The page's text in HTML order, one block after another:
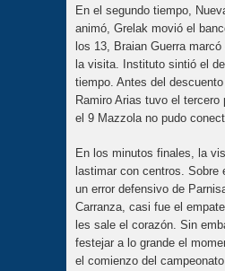
En el segundo tiempo,
animó, Grelak movió el
los 13, Braian Guerra
la visita. Instituto sintió el
tiempo. Antes del descuento
Ramiro Arias tuvo el tercero
el 9 Mazzola no pudo
En los minutos finales, la
lastimar con centros. Sobre
un error defensivo de
Carranza, casi fue el
les sale el corazón. Sin
festejar a lo grande el
el comienzo del